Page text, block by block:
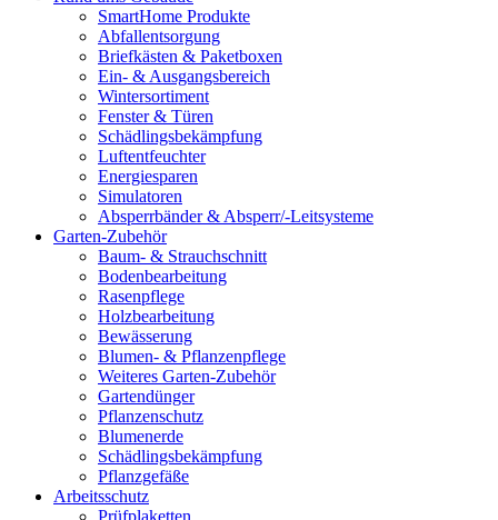
SmartHome Produkte
Abfallentsorgung
Briefkästen & Paketboxen
Ein- & Ausgangsbereich
Wintersortiment
Fenster & Türen
Schädlingsbekämpfung
Luftentfeuchter
Energiesparen
Simulatoren
Absperrbänder & Absperr/-Leitsysteme
Garten-Zubehör
Baum- & Strauchschnitt
Bodenbearbeitung
Rasenpflege
Holzbearbeitung
Bewässerung
Blumen- & Pflanzenpflege
Weiteres Garten-Zubehör
Gartendünger
Pflanzenschutz
Blumenerde
Schädlingsbekämpfung
Pflanzgefäße
Arbeitsschutz
Prüfplaketten